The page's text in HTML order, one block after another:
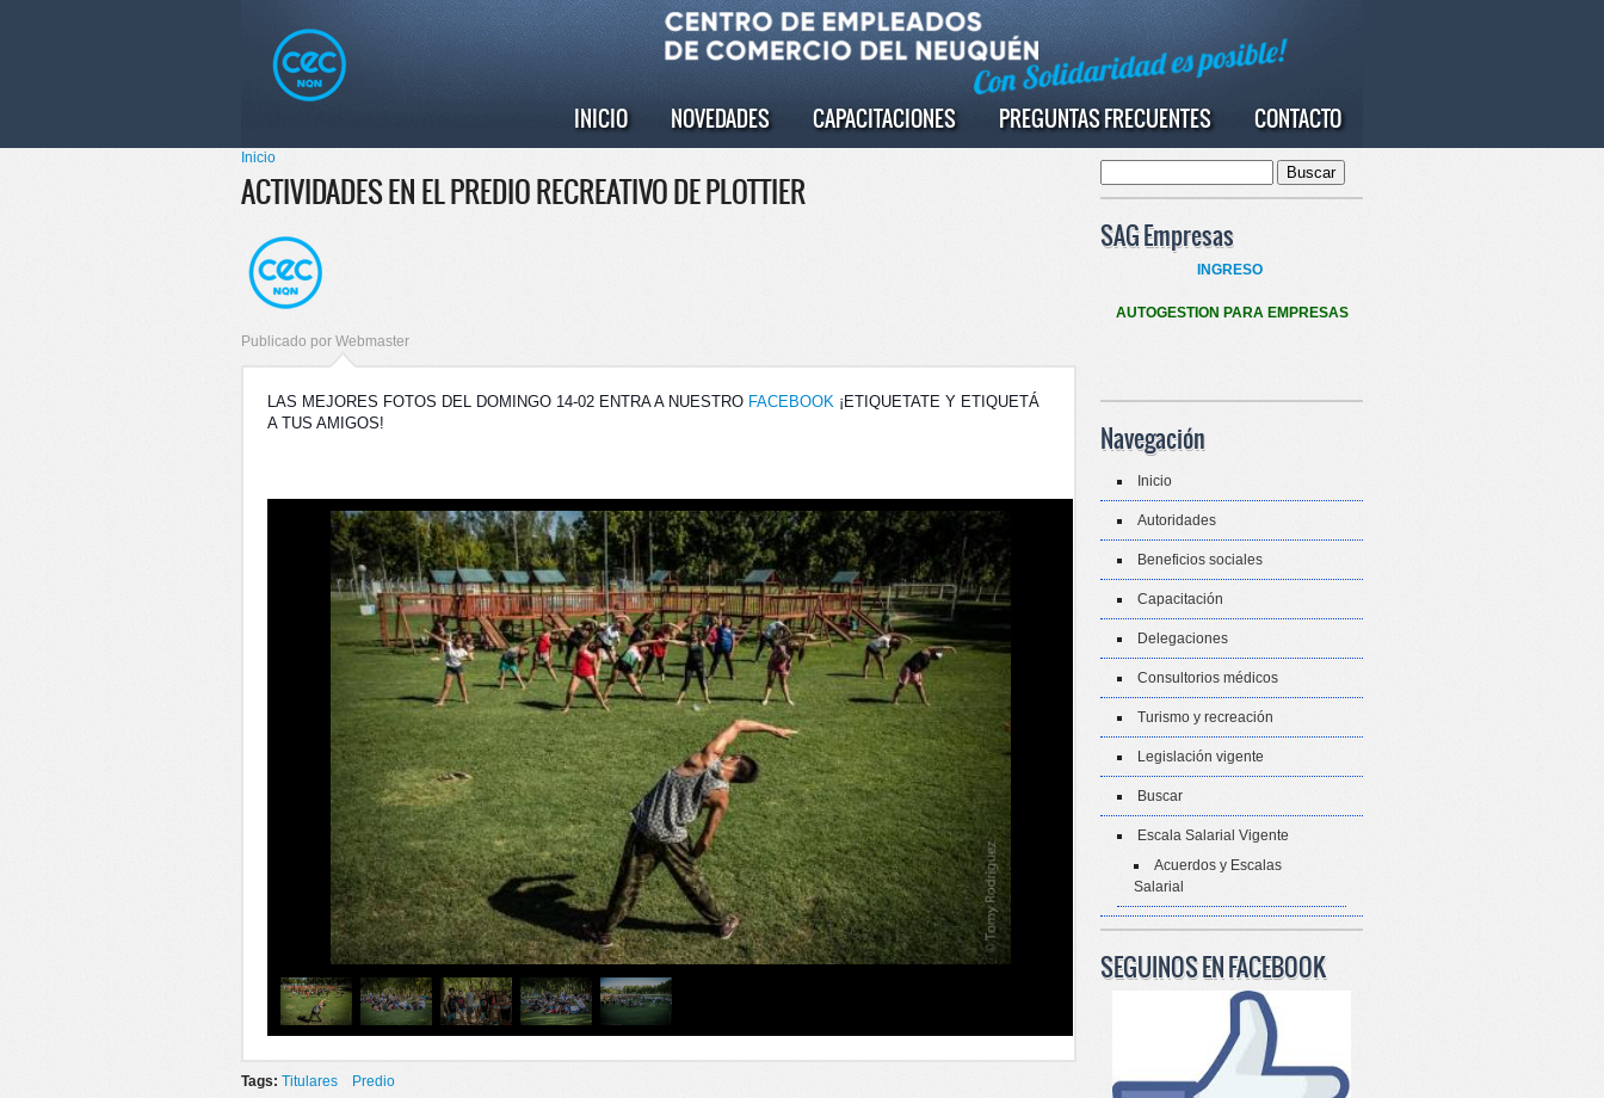
principal
Menú principal
INICIO NOVEDADES CAPACITACIONES PREGUNTAS FRECUENTES CONTACTO
Se encuentra usted aquí
Inicio
ACTIVIDADES EN EL PREDIO RECREATIVO DE PLOTTIER
Publicado por Webmaster
LAS MEJORES FOTOS DEL DOMINGO 14-02 ENTRA A NUESTRO FACEBOOK ¡ETIQUETATE Y ETIQUETÁ
A TUS AMIGOS!
Tags: Titulares Predio
Formulario de búsqueda
SAG Empresas
INGRESO
AUTOGESTION PARA EMPRESAS
Navegación
Inicio
Autoridades
Beneficios sociales
Capacitación
Delegaciones
Consultorios médicos
Turismo y recreación
Legislación vigente
Buscar
Escala Salarial Vigente
Acuerdos y Escalas
Salarial
SEGUINOS EN FACEBOOK